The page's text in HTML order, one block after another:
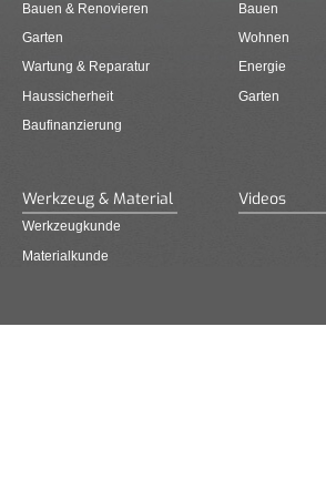
Bauen & Renovieren
Garten
Wartung & Reparatur
Haussicherheit
Baufinanzierung
Bauen
Wohnen
Energie
Garten
Werkzeug & Material
Werkzeugkunde
Materialkunde
Videos